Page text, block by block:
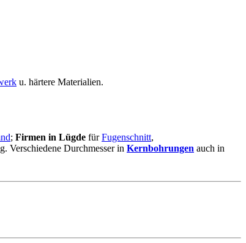
u. härtere Materialien.
; Firmen in Lügde fürFugenschnitt,
Verschiedene Durchmesser in Kernbohrungen auch in